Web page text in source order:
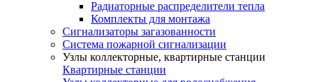
Радиаторные распределители тепла
Комплекты для монтажа
Сигнализаторы загазованности
Система пожарной сигнализации
Узлы коллекторные, квартирные станции
Квартирные станции